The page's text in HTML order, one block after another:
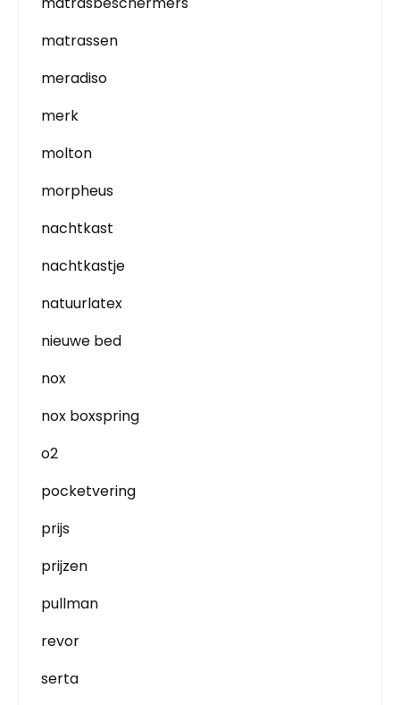
matrassen
meradiso
merk
molton
morpheus
nachtkast
nachtkastje
natuurlatex
nieuwe bed
nox
nox boxspring
o2
pocketvering
prijs
prijzen
pullman
revor
serta